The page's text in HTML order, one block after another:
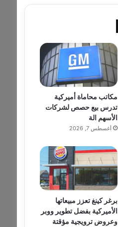
مكاتب محاماة أميركية
تدرس بيع حصص لشركات
الأسهم الة
أغسطس 7, 2026
برغر كينغ تعزز مبيعاتها
الأميركية بفضل تطوير ووبر
وعروض ترويجية مؤقتة